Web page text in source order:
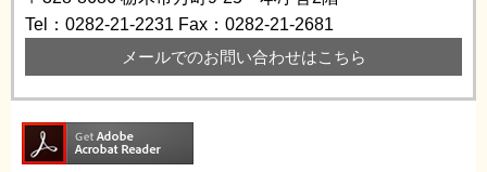
Tel：0282-21-2231 Fax：0282-21-2681
メールでのお問い合わせはこちら